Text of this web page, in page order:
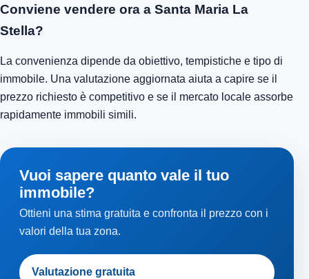
Conviene vendere ora a Santa Maria La
Stella?
La convenienza dipende da obiettivo, tempistiche e tipo di
immobile. Una valutazione aggiornata aiuta a capire se il
prezzo richiesto è competitivo e se il mercato locale assorbe
rapidamente immobili simili.
Vuoi sapere quanto vale il tuo
immobile?
Ottieni una stima gratuita e confronta il prezzo con i
valori della tua zona.
Valutazione gratuita